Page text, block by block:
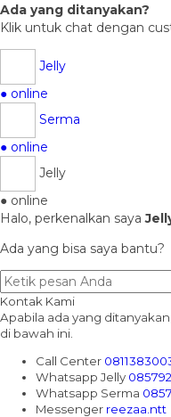
Ada yang ditanyakan?
Klik untuk chat dengan
Jelly
● online
Serma
● online
Jelly
● online
Halo, perkenalkan saya
Ada yang bisa saya bantu?
Kontak Kami
Apabila ada yang
di bawah ini.
Call Center
Whatsapp Jelly
Whatsapp Serma
Messenger reezaa.ntt